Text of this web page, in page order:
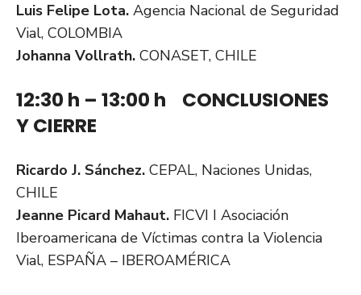
Luis Felipe Lota. Agencia Nacional de Seguridad
Vial, COLOMBIA
Johanna Vollrath. CONASET, CHILE
12:30 h – 13:00 h CONCLUSIONES
Y CIERRE
Ricardo J. Sánchez. CEPAL, Naciones Unidas,
CHILE
Jeanne Picard Mahaut. FICVI I Asociación
Iberoamericana de Víctimas contra la Violencia
Vial, ESPAÑA – IBEROAMÉRICA